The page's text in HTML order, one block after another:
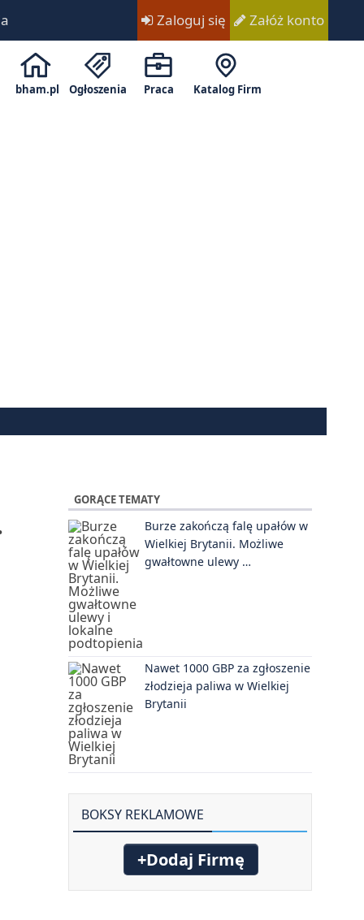
Zaloguj się Załóż konto
bham.pl Ogłoszenia Praca Katalog Firm
GORĄCE TEMATY
Burze zakończą falę upałów w
Wielkiej Brytanii. Możliwe
gwałtowne ulewy …
Nawet 1000 GBP za zgłoszenie
złodzieja paliwa w Wielkiej
Brytanii
BOKSY REKLAMOWE
+Dodaj Firmę